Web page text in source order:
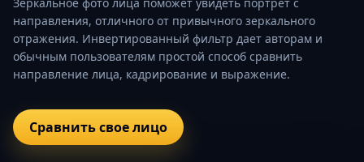
направления, отличного от привычного зеркального
отражения. Инвертированный фильтр дает авторам и
обычным пользователям простой способ сравнить
направление лица, кадрирование и выражение.
Сравнить свое лицо